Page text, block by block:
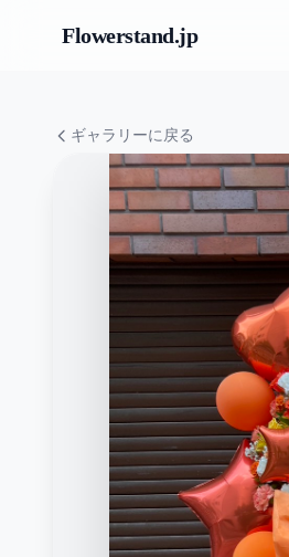
Flowerstand.jp
ギャラリーに戻る